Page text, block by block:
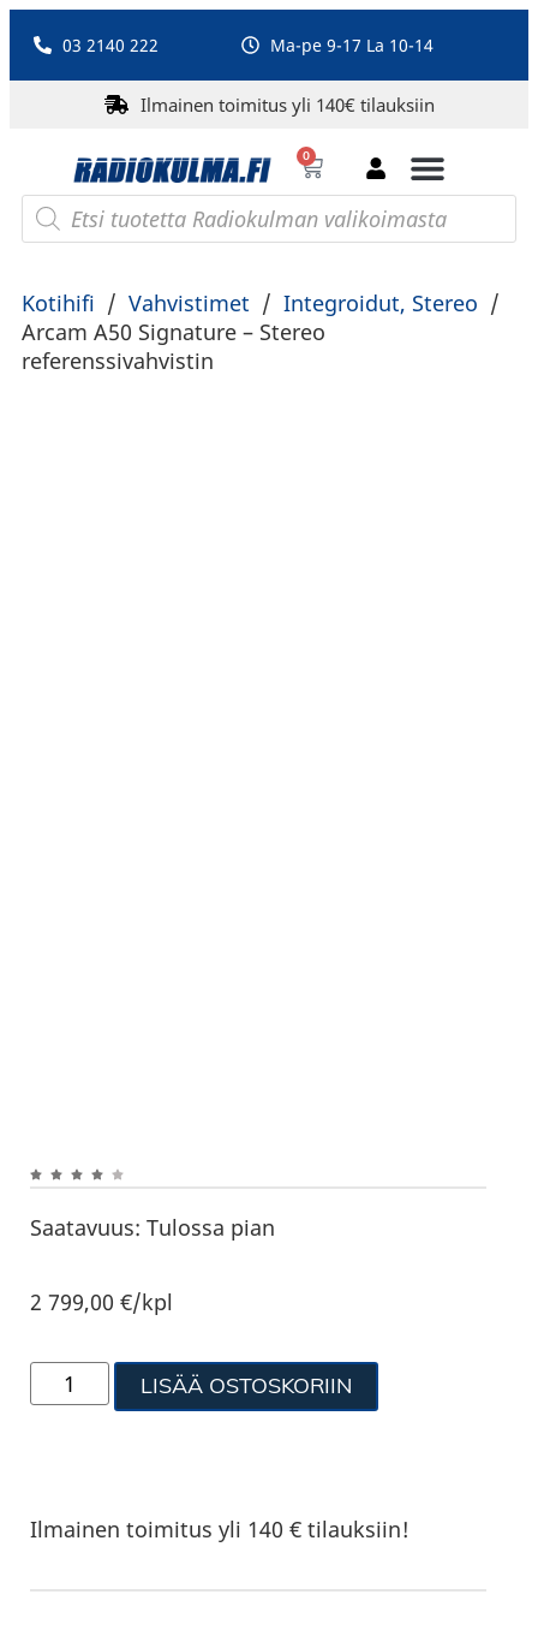
03 2140 222 Ma-pe 9-17 La 10-14
Ilmainen toimitus yli 140€ tilauksiin
0
Kotihifi / Vahvistimet / Integroidut, Stereo /
Arcam A50 Signature – Stereo
referenssivahvistin
Saatavuus: Tulossa pian
2 799,00€/kpl
LISÄÄ OSTOSKORIIN
Ilmainen toimitus yli 140 € tilauksiin!